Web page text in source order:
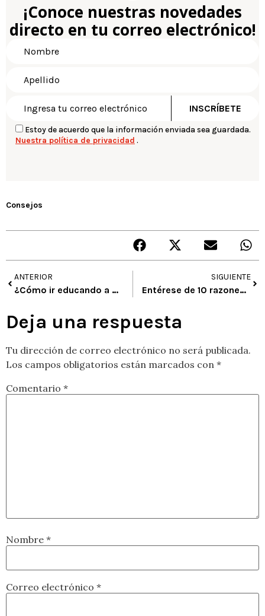
¡Conoce nuestras novedades
directo en tu correo electrónico!
Estoy de acuerdo que la información enviada sea guardada.
Nuestra política de privacidad .
Consejos
ANTERIOR
¿Cómo ir educando a su hijo en hacer juicios estéticos?
SIGUIENTE
Entérese de 10 razones por las cuales el arte es bueno para los niños
Deja una respuesta
Tu dirección de correo electrónico no será publicada.
Los campos obligatorios están marcados con *
Comentario *
Nombre *
Correo electrónico *